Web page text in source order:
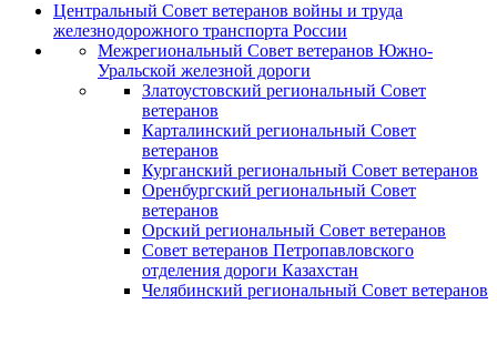
Центральный Совет ветеранов войны и труда
железнодорожного транспорта России
Межрегиональный Совет ветеранов Южно-
Уральской железной дороги
Златоустовский региональный Совет
ветеранов
Карталинский региональный Совет
ветеранов
Курганский региональный Совет ветеранов
Оренбургский региональный Совет
ветеранов
Орский региональный Совет ветеранов
Совет ветеранов Петропавловского
отделения дороги Казахстан
Челябинский региональный Совет ветеранов